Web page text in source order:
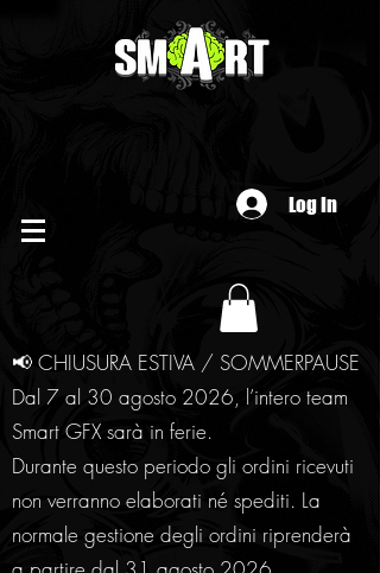
Log In
📢 CHIUSURA ESTIVA / SOMMERPAUSE
Dal 7 al 30 agosto 2026, l’intero team
Smart GFX sarà in ferie.
Durante questo periodo gli ordini ricevuti
non verranno elaborati né spediti. La
normale gestione degli ordini riprenderà